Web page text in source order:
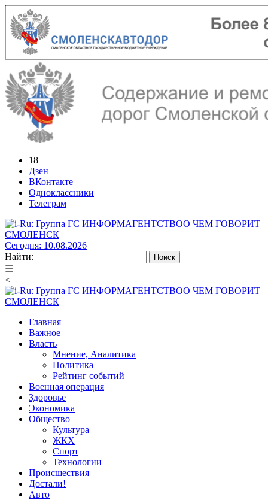
18+
Дзен
ВКонтакте
Одноклассники
Телеграм
ИНФОРМАГЕНТСТВОО ЧЕМ ГОВОРИТ
СМОЛЕНСК
Сегодня: 10.08.2026
Найти:
☰
<
ИНФОРМАГЕНТСТВОО ЧЕМ ГОВОРИТ
СМОЛЕНСК
Главная
Важное
Власть
Мнение, Аналитика
Политика
Рейтинг событий
Военная операция
Здоровье
Экономика
Общество
Культура
ЖКХ
Спорт
Технологии
Происшествия
Достали!
Авто